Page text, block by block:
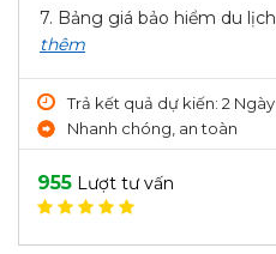
7. Bảng giá bảo hiểm du
thêm
Trả kết quả dự kiến: 2 Ngày
Nhanh chóng, an toàn
955 Lượt tư vấn